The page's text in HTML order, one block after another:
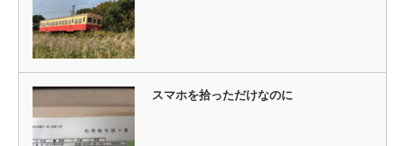
スマホを拾っただけなのに